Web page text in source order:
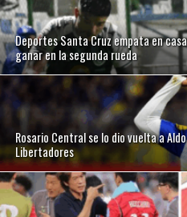
Deportes Santa Cruz empata en
ganar en la segunda rueda
Rosario Central se lo dio vuelta a
Libertadores